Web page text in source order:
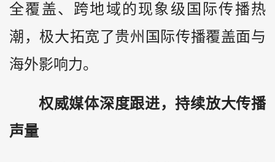
全覆盖、跨地域的现象级国际传播热
潮，极大拓宽了贵州国际传播覆盖面与
海外影响力。
权威媒体深度跟进，持续放大传播
声量